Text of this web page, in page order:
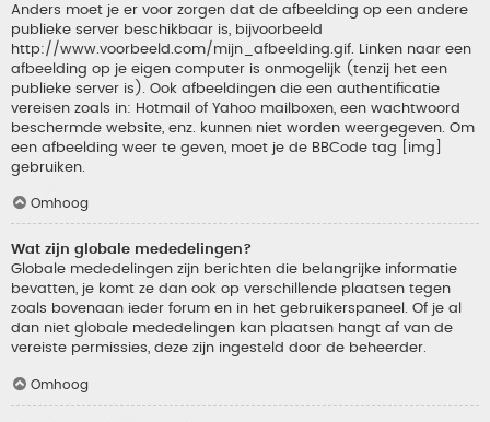
Anders moet je er voor zorgen dat de afbeelding op een andere
publieke server beschikbaar is, bijvoorbeeld
http://www.voorbeeld.com/mijn_afbeelding.gif. Linken naar een
afbeelding op je eigen computer is onmogelijk (tenzij het een
publieke server is). Ook afbeeldingen die een authentificatie
vereisen zoals in: Hotmail of Yahoo mailboxen, een wachtwoord
beschermde website, enz. kunnen niet worden weergegeven. Om
een afbeelding weer te geven, moet je de BBCode tag [img]
gebruiken.
Omhoog
Wat zijn globale mededelingen?
Globale mededelingen zijn berichten die belangrijke informatie
bevatten, je komt ze dan ook op verschillende plaatsen tegen
zoals bovenaan ieder forum en in het gebruikerspaneel. Of je al
dan niet globale mededelingen kan plaatsen hangt af van de
vereiste permissies, deze zijn ingesteld door de beheerder.
Omhoog